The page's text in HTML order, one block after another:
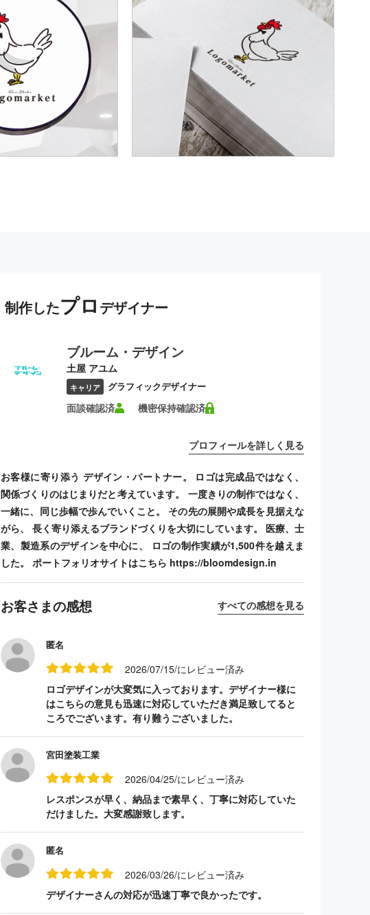
制作したプロ デザイナー
ブルーム・デザイン
土屋 アユム
キャリア グラフィックデザイナー
面談確認済 機密保持確認済
プロフィールを詳しく見る
お客様に寄り添う デザイン・パートナー。 ロゴは完成品ではなく、
関係づくりのはじまりだと考えています。 一度きりの制作ではなく、
一緒に、同じ歩幅で歩んでいくこと。 その先の展開や成長を見据えな
がら、 長く寄り添えるブランドづくりを大切にしています。 医療、士
業、製造系のデザインを中心に、 ロゴの制作実績が1,500件を越えま
した。 ポートフォリオサイトはこちら https://bloomdesign.in
お客さまの感想 すべての感想を見る
匿名
2026/07/15/にレビュー済み
ロゴデザインが大変気に入っております。デザイナー様に
はこちらの意見も迅速に対応していただき満足致してると
ころでございます。有り難うございました。
宮田塗装工業
2026/04/25/にレビュー済み
レスポンスが早く、納品まで素早く、丁寧に対応していた
だけました。大変感謝致します。
匿名
2026/03/26/にレビュー済み
デザイナーさんの対応が迅速丁寧で良かったです。